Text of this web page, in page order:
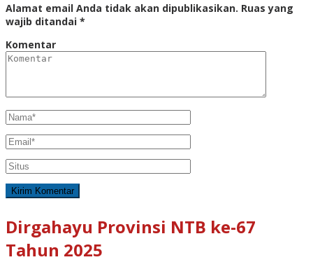
Alamat email Anda tidak akan dipublikasikan. Ruas yang
wajib ditandai *
Komentar
Dirgahayu Provinsi NTB ke-67
Tahun 2025